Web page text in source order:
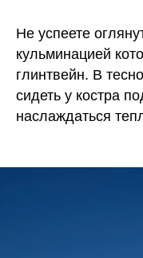
Не успеете
кульминацией
глинтвейн. В
сидеть у костра
наслаждаться